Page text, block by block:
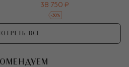
38 750 ₽
-30%
ВСЕ